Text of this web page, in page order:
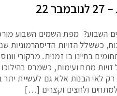
22
השבוע? מפת השמים השבוע
כששלל הזויות הדיסהרמוניות
בחיינו בו זמנית. מרקורי
מתח ועימות, כשמרס בהילוכו
רק לאי הבנות אלא גם לעשיית יתר
ולחצים וקצרים […]